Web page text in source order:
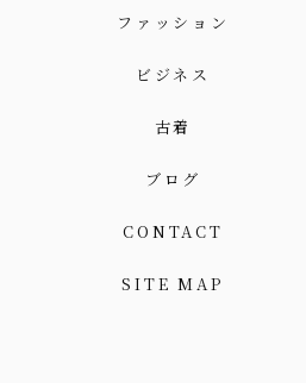
ファッション
ビジネス
古着
ブログ
CONTACT
SITE MAP